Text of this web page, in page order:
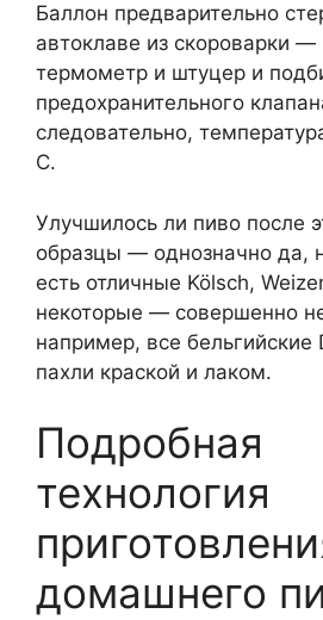
Баллон предварительно
автоклаве из скороварки —
термометр и штуцер и
предохранительного
следовательно,
C.
Улучшилось ли пиво после
образцы — однозначно да,
есть отличные Kölsch,
некоторые — совершенно
например, все бельгийские
пахли краской и лаком.
Подробная
технология
домашнего